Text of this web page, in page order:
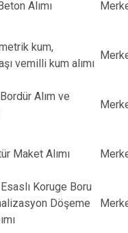
Alımı
kum,
vemilli kum alımı
Alım ve
Maket Alımı
Koruge Boru
Döşeme